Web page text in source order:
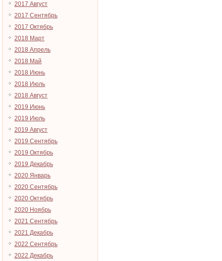
2017 Август
2017 Сентябрь
2017 Октябрь
2018 Март
2018 Апрель
2018 Май
2018 Июнь
2018 Июль
2018 Август
2019 Июнь
2019 Июль
2019 Август
2019 Сентябрь
2019 Октябрь
2019 Декабрь
2020 Январь
2020 Сентябрь
2020 Октябрь
2020 Ноябрь
2021 Сентябрь
2021 Декабрь
2022 Сентябрь
2022 Декабрь